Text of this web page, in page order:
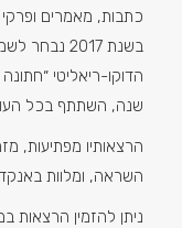
כתבות, מאמרים ופרקי
בשנת 2017
הדוקו-ריאליטי
שנה, השתתף בכל
הרצאותיו מפתיעות,
השראה, ומלוות
ניתן להזמין הרצאות